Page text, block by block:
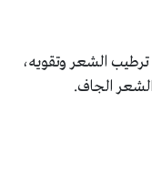
الشعر وتقويه،
الجاف.